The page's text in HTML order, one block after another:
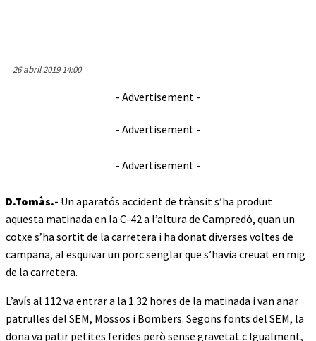
26 abril 2019 14:00
- Advertisement -
- Advertisement -
- Advertisement -
D.Tomàs.- Un aparatós accident de trànsit s’ha produït
aquesta matinada en la C-42 a l’altura de Campredó, quan un
cotxe s’ha sortit de la carretera i ha donat diverses voltes de
campana, al esquivar un porc senglar que s’havia creuat en mig
de la carretera.
L’avís al 112 va entrar a la 1.32 hores de la matinada i van anar
patrulles del SEM, Mossos i Bombers. Segons fonts del SEM, la
dona va patir petites ferides però sense gravetat.c Igualment,